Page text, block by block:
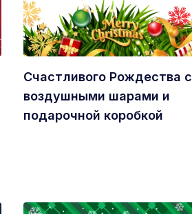
Счастливого Рождества с
воздушными шарами и
подарочной коробкой